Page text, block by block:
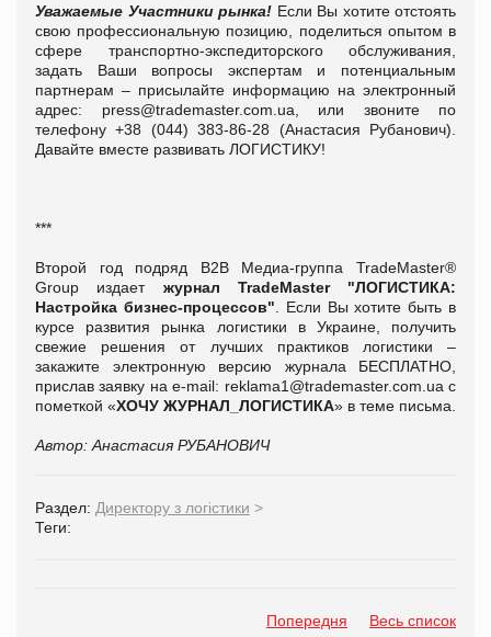
Уважаемые Участники рынка! Если Вы хотите отстоять
свою профессиональную позицию, поделиться опытом в
сфере транспортно-экспедиторского обслуживания,
задать Ваши вопросы экспертам и потенциальным
партнерам – присылайте информацию на электронный
адрес: press@trademaster.com.ua , или звоните по
телефону +38 (044) 383-86-28 (Анастасия Рубанович).
Давайте вместе развивать ЛОГИСТИКУ!
***
Второй год подряд В2В Медиа-группа TradeMaster®
Group издает журнал TradeMaster "ЛОГИСТИКА:
Настройка бизнес-процессов" . Если Вы хотите быть в
курсе развития рынка логистики в Украине, получить
свежие решения от лучших практиков логистики –
закажите электронную версию журнала БЕСПЛАТНО
прислав заявку на e-mail: reklama1@trademaster.com.ua с
пометкой «ХОЧУ ЖУРНАЛ_ЛОГИСТИКА» в теме письма
Автор: Анастасия РУБАНОВИЧ
Раздел: Директору з логістики >
Теги:
Попередня Весь список